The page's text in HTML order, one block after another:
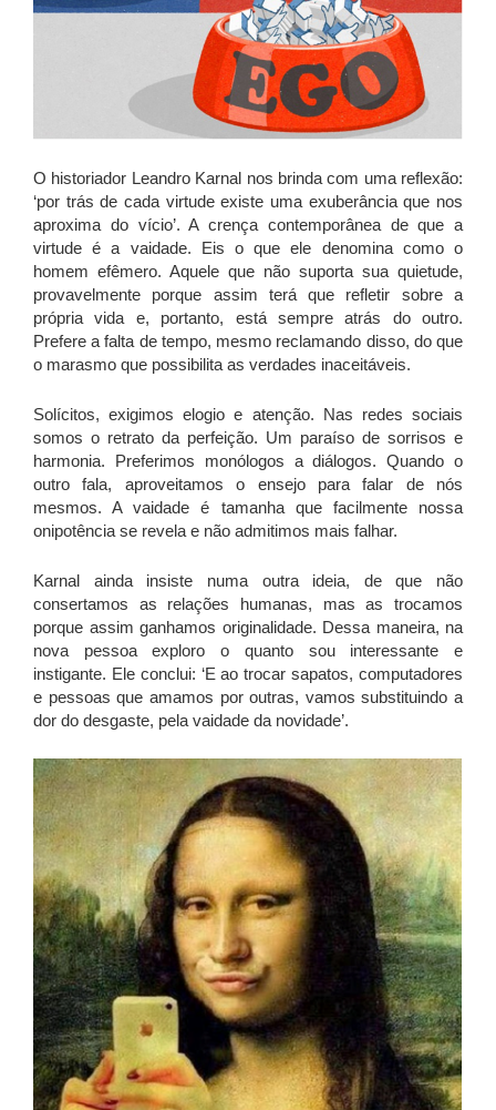
O historiador Leandro Karnal nos brinda com uma reflexão:
‘por trás de cada virtude existe uma exuberância que nos
aproxima do vício’. A crença contemporânea de que a
virtude é a vaidade. Eis o que ele denomina como o
homem efêmero. Aquele que não suporta sua quietude,
provavelmente porque assim terá que refletir sobre a
própria vida e, portanto, está sempre atrás do outro.
Prefere a falta de tempo, mesmo reclamando disso, do que
o marasmo que possibilita as verdades inaceitáveis.
Solícitos, exigimos elogio e atenção. Nas redes sociais
somos o retrato da perfeição. Um paraíso de sorrisos e
harmonia. Preferimos monólogos a diálogos. Quando o
outro fala, aproveitamos o ensejo para falar de nós
mesmos. A vaidade é tamanha que facilmente nossa
onipotência se revela e não admitimos mais falhar.
Karnal ainda insiste numa outra ideia, de que não
consertamos as relações humanas, mas as trocamos
porque assim ganhamos originalidade. Dessa maneira, na
nova pessoa exploro o quanto sou interessante e
instigante. Ele conclui: ‘E ao trocar sapatos, computadores
e pessoas que amamos por outras, vamos substituindo a
dor do desgaste, pela vaidade da novidade’.